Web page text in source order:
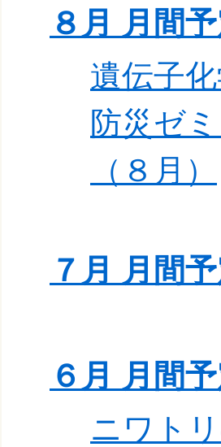
８月 月間
遺伝子
防災ゼ
（８月）
７月 月間
６月 月間
ニワト